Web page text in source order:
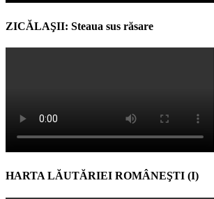
ZICĂLAŞII: Steaua sus răsare
HARTA LĂUTĂRIEI ROMÂNEŞTI (I)